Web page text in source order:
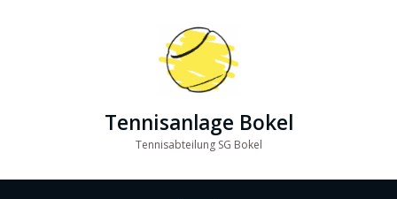
Tennisanlage Bokel
Tennisabteilung SG Bokel